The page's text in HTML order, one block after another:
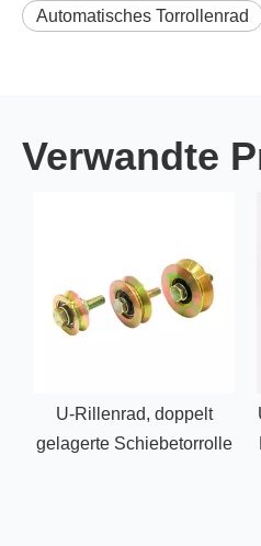
Automatisches Torrollenrad
Verwandte
U-Rillenrad, doppelt
gelagerte Schiebetorrolle